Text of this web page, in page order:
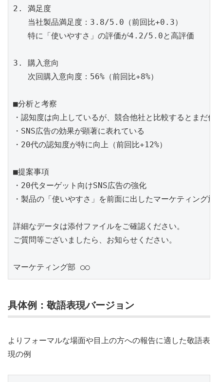
2. 満足度
   当社製品満足度：3.8/5.0（前回比+0.3）
   特に「使いやすさ」の評価が4.2/5.0と高評価
3. 購入意向
   次回購入意向度：56%（前回比+8%）
■分析と考察
・認知度は向上しているが、競合他社と比較するとまだ低
・SNS広告の効果が顕著に表れている
・20代の認知度が特に向上（前回比+12%）
■提案事項
・20代ターゲット向けSNS広告の強化
・製品の「使いやすさ」を前面に出したマーケティング
詳細なデータは添付ファイルをご確認ください。
ご質問等ございましたら、お知らせください。
具体例：敬語表現バージョン
よりフォーマルな場面や目上の方への報告に適した敬語表
現の例